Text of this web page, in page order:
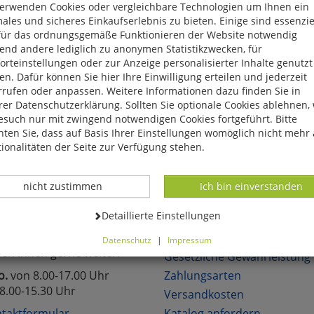
das Produkt oder die Kategorie, die Sie versucht haben zu
uns, wenn Sie sich in unserem Onlineshop mit unseren
neue Angebote Über 6.000 lieferbare
Fragen?
Ihnen gerne weiter.
von 8.00-17.00 Uhr
15.30 Uhr
KUNDENSERVICE
Über uns
Gesetzliche Gewährleistung
Zahlungsarten
Versandkosten
Cookies oder vergleichbare Technologien um Ihnen ein
und sicheres Einkaufserlebnis zu bieten. Einige sind
das ordnungsgemäße Funktionieren der Website notwendig
andere lediglich zu anonymen Statistikzwecken, für
oder zur Anzeige personalisierter Inhalte genutzt
Dafür können Sie hier Ihre Einwilligung erteilen und jederzeit
oder anpassen. Weitere Informationen dazu finden Sie in
Datenschutzerklärung. Sollten Sie optionale Cookies ablehnen,
nur mit zwingend notwendigen Cookies fortgeführt. Bitte
Sie, dass auf Basis Ihrer Einstellungen womöglich nicht mehr
der Seite zur Verfügung stehen.
Datenverarbeitung -
Ich bin einverstanden
Datenverarbeitung -
nicht zustimmen
Datenverarbeitung -
Detaillierte Einstellungen
Datenschutz | Impressum
ablehnen, wird Ihr Besuch nur mit zwingend notwendigen
Bitte beachten Sie, dass auf Basis Ihrer Einstellungen
alle Funktionalitäten der Seite zur Verfügung stehen.
können Sie die Einstellungen jederzeit widerrufen